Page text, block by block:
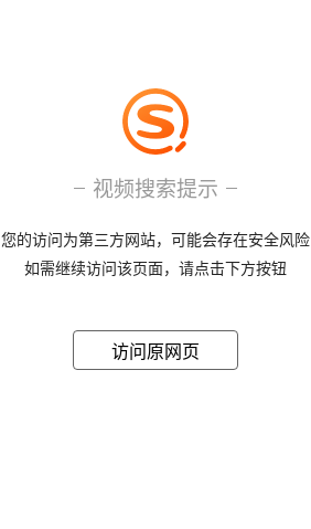
视频搜索提示
您的访问为第三方网站，可能会存在安全风险
如需继续访问该页面，请点击下方按钮
访问原网页